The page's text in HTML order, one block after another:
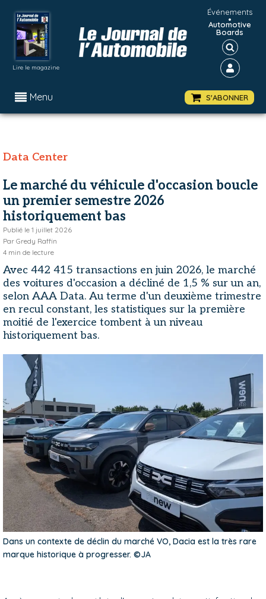
Lire le magazine
Événements
•
Automotive
Boards
Menu S'ABONNER
Data Center
Le marché du véhicule d'occasion boucle
un premier semestre 2026
historiquement bas
Publié le 1 juillet 2026
Par Gredy Raffin
4 min de lecture
Avec 442 415 transactions en juin 2026, le marché
des voitures d'occasion a décliné de 1,5 % sur un an,
selon AAA Data. Au terme d'un deuxième trimestre
en recul constant, les statistiques sur la première
moitié de l'exercice tombent à un niveau
historiquement bas.
Dans un contexte de déclin du marché VO, Dacia est la très rare
marque historique à progresser. ©JA